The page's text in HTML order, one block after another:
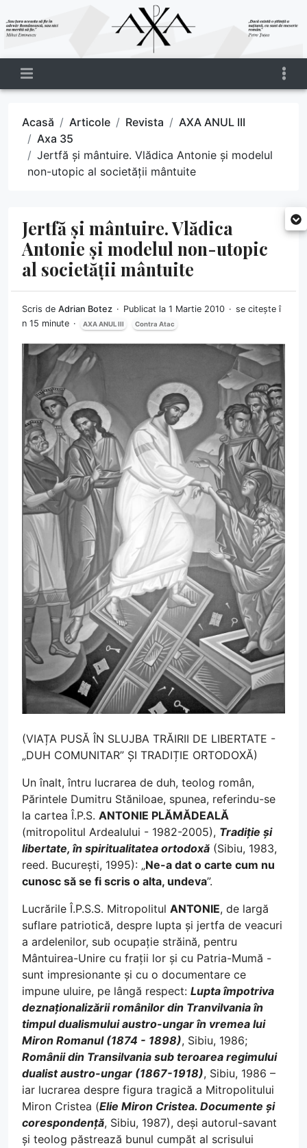
Acasă Articole Revista
AXA ANUL III
Axa 35
Jertfă și mântuire. Vlădica Antonie și modelul
non-utopic al societății mântuite
Jertfă și mântuire. Vlădica
Antonie și modelul non-utopic
al societății mântuite
Scris de Adrian Botez Publicat la 1 Martie 2010
se citește î
n 15 minute
AXA ANUL III Contra Atac
(VIAȚA PUSĂ ÎN SLUJBA TRĂIRII DE LIBERTATE -
„DUH COMUNITAR” ȘI TRADIȚIE ORTODOXĂ)
Un înalt, întru lucrarea de duh, teolog român,
Părintele Dumitru Stăniloae, spunea, referindu-se
la cartea Î.P.S. ANTONIE PLĂMĂDEALĂ
(mitropolitul Ardealului - 1982-2005), Tradiție și
libertate, în spiritualitatea ortodoxă (Sibiu, 1983,
reed. București, 1995): „Ne-a dat o carte cum nu
cunosc să se fi scris o alta, undeva”.
Lucrările Î.P.S.S. Mitropolitul ANTONIE, de largă
suflare patriotică, despre lupta și jertfa de veacuri
a ardelenilor, sub ocupație străină, pentru
Mântuirea-Unire cu frații lor și cu Patria-Mumă -
sunt impresionante și cu o documentare ce
impune uluire, pe lângă respect: Lupta împotriva
deznaționalizării românilor din Tranvilvania în
timpul dualismului austro-ungar în vremea lui
Miron Romanul (1874 - 1898), Sibiu, 1986;
Românii din Transilvania sub teroarea regimului
dualist austro-ungar (1867-1918), Sibiu, 1986 –
iar lucrarea despre figura tragică a Mitropolitului
Miron Cristea (Elie Miron Cristea. Documente și
corespondență, Sibiu, 1987), deși autorul-savant
și teolog păstrează bunul cumpăt al scrisului